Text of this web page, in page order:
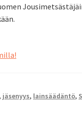
, jäsenyys, lainsäädäntö,